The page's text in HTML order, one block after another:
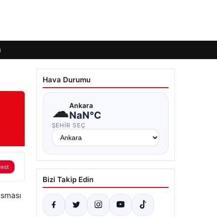
Hava Durumu
☁Ankara
NaN°C
ŞEHIR SEÇ
Bizi Takip Edin